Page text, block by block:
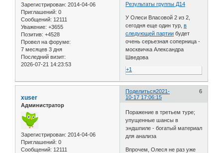
Зарегистрирован: 2014-04-06
Приглашений: 0
Сообщений: 12111
Уважение: +3655
Позитив: +4528
Провел на форуме:
7 месяцев 3 дня
Последний визит:
2026-07-21 14:23:53
Результаты группы Д14
У Олеси Власовой 2 из 2,
сегодня еще один тур,в
следующей партии будет
очень серьезная соперница -
москвичка Александра
Шведова
+1
Поделиться 6
2021-
10-17 17:06:15
xuser
Администратор
Зарегистрирован: 2014-04-06
Приглашений: 0
Сообщений: 12111
Поражение в третьем туре;
упущенные шансы в
эндшпиле - богатый материал
для анализа
Впрочем, Олеся не раз уже